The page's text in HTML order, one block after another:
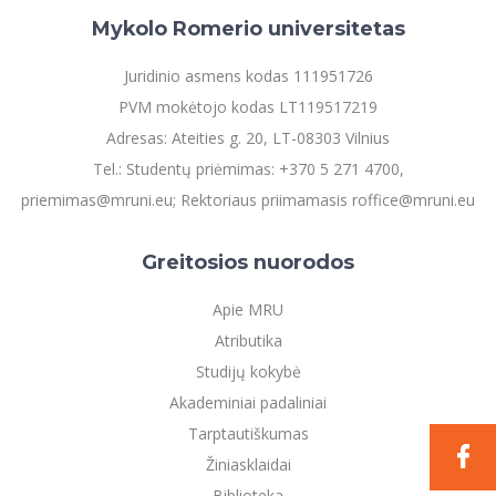
Mykolo Romerio universitetas
Juridinio asmens kodas 111951726
PVM mokėtojo kodas LT119517219
Adresas: Ateities g. 20, LT-08303 Vilnius
Tel.: Studentų priėmimas: +370 5 271 4700,
priemimas@mruni.eu; Rektoriaus priimamasis roffice@mruni.eu
Greitosios nuorodos
Apie MRU
Atributika
Studijų kokybė
Akademiniai padaliniai
Tarptautiškumas
Žiniasklaidai